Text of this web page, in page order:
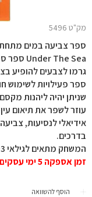
מק"ט 5496
Under The Sea ספר ספירלה עם 6 דפים לשימוש חוזר.
גרמו לצבעים להופיע
ספר פעילויות לשימוש
שניתן יהיה ליהנות
עוזר לשפר את תיאום
אידיאלי לנסיעות,
בדרכים.
המשחק מתאים לגילאי 3+משתתפים: 1+
זמן אספקה 5 ימי עסקים.
הוסף להשוואה